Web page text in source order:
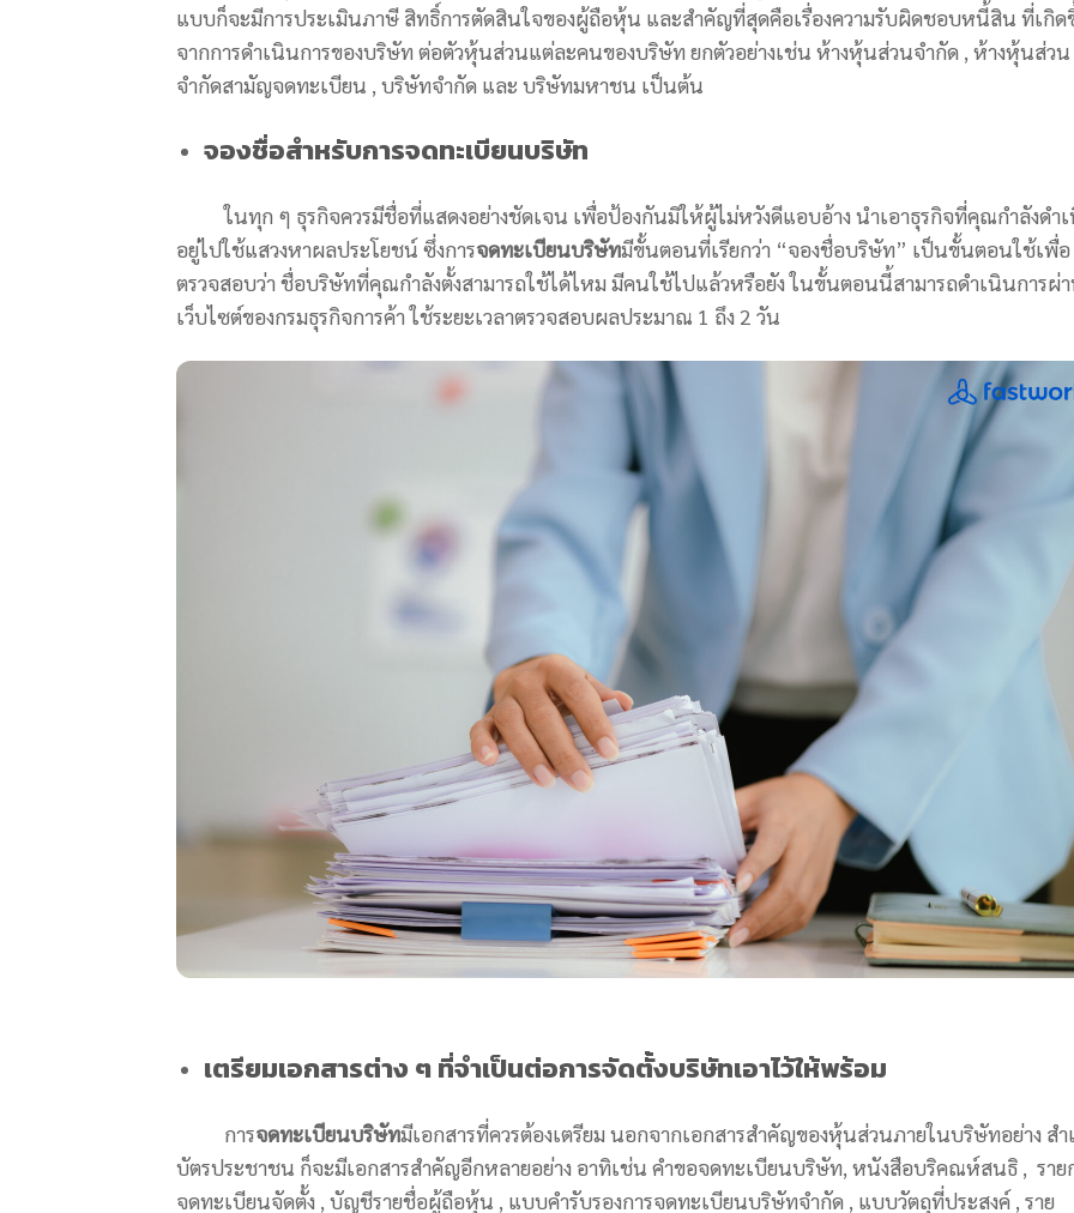
แบบก็จะมีการประเมินภาษี สิทธิ์การตัดสินใจของผู้ถือหุ้น และสำคัญที่สุดคือเรื่องความรับผิดชอบหนี้สิน ที่เกิด
จากการดำเนินการของบริษัท ต่อตัวหุ้นส่วนแต่ละคนของบริษัท ยกตัวอย่างเช่น ห้างหุ้นส่วนจำกัด , ห้างหุ้นส่วน
จำกัดสามัญจดทะเบียน , บริษัทจำกัด และ บริษัทมหาชน เป็นต้น
จองชื่อสำหรับการจดทะเบียนบริษัท
ในทุก ๆ ธุรกิจควรมีชื่อที่แสดงอย่างชัดเจน เพื่อป้องกันมิให้ผู้ไม่หวังดีแอบอ้าง นำเอาธุรกิจที่คุณกำลังดำ
อยู่ไปใช้แสวงหาผลประโยชน์ ซึ่งการจดทะเบียนบริษัทมีขั้นตอนที่เรียกว่า “จองชื่อบริษัท” เป็นขั้นตอนใช้เพื่อ
ตรวจสอบว่า ชื่อบริษัทที่คุณกำลังตั้งสามารถใช้ได้ไหม มีคนใช้ไปแล้วหรือยัง ในขั้นตอนนี้สามารถดำเนินการผ่
เว็บไซต์ของกรมธุรกิจการค้า ใช้ระยะเวลาตรวจสอบผลประมาณ 1 ถึง 2 วัน
เตรียมเอกสารต่าง ๆ ที่จำเป็นต่อการจัดตั้งบริษัทเอาไว้ให้พร้อม
การจดทะเบียนบริษัทมีเอกสารที่ควรต้องเตรียม นอกจากเอกสารสำคัญของหุ้นส่วนภายในบริษัทอย่าง สำ
บัตรประชาชน ก็จะมีเอกสารสำคัญอีกหลายอย่าง อาทิเช่น คำขอจดทะเบียนบริษัท, หนังสือบริคณห์สนธิ , ราย
จดทะเบียนจัดตั้ง , บัญชีรายชื่อผู้ถือหุ้น , แบบคำรับรองการจดทะเบียนบริษัทจำกัด , แบบวัตถุที่ประสงค์ , ราย